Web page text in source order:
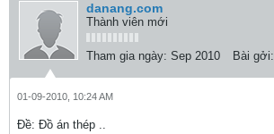
danang.com
Thành viên mới
Tham gia ngày: Sep 2010 Bài gởi:
01-09-2010, 10:24 AM
Ðề: Đồ án thép ..